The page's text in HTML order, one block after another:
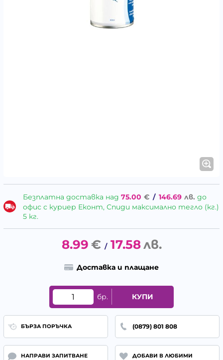
Безплатна доставка над 75.00 € / 146.69 лв. до
офис с куриер Еконт, Спиди максимално тегло (кг.)
5 кг.
8.99 € / 17.58лв.
Доставка и плащане
бр. КУПИ
БЪРЗА ПОРЪЧКА (0879) 801 808
НАПРАВИ ЗАПИТВАНЕ ДОБАВИ В ЛЮБИМИ